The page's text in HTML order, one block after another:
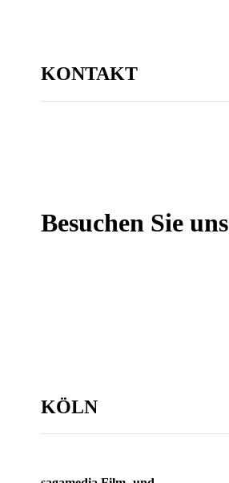
KONTAKT
Besuchen Sie uns
KÖLN